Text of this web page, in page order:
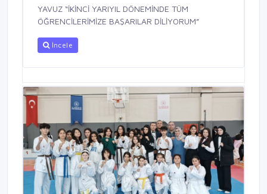
YAVUZ “İKİNCİ YARIYIL DÖNEMİNDE TÜM
ÖĞRENCİLERİMİZE BAŞARILAR DİLİYORUM”
İncele